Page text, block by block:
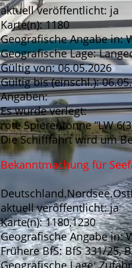
aktuell veröffentlicht: ja
Karte(n): 1180
Geografische Angabe in:
Geografische Lage:
Gültig von: 06.05.2026
Gültig bis (einschl.):
Angaben:
Es wurde verlegt:
rote Spierentonne “LW
Die Schifffahrt wird um
Bekanntmachung für
aktuell veröffentlicht: ja
Karte(n): 1180,1230
Geografische Angabe in:
Frühere BfS: BfS 331/25,
Geografische Lage: